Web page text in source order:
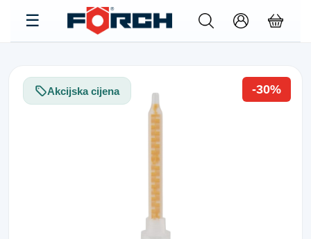
Akcijska cijena -30%